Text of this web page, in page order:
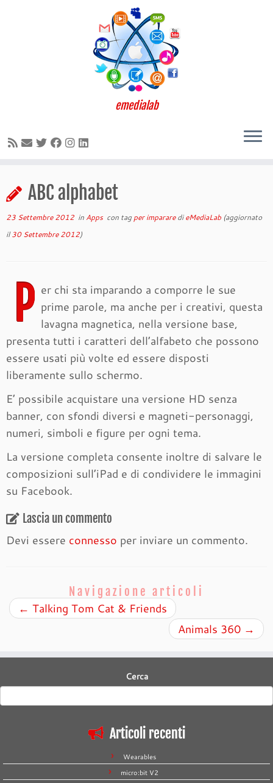
contenuto
emedialab
ABC alphabet
23 Settembre 2012 in Apps con tagper impararedieMediaLab (aggiornato
il30 Settembre 2012)
P er chi sta imparando a comporre le sue
prime parole, ma anche per i creativi, questa
lavagna magnetica, nella versione base,
presenta tutti i caratteri dell’alfabeto che possono
essere usati più volte ed essere disposti
liberamente sullo schermo.
E’ possibile acquistare una versione HD senza
banner, con sfondi diversi e magneti-personaggi,
numeri, simboli e figure per ogni tema.
La versione completa consente inoltre di salvare le
composizioni sull’iPad e di condividere le immagini
su Facebook.
Lascia un commento
Devi essere connesso per inviare un commento.
Navigazione articoli
← Talking Tom Cat & Friends
Animals 360 →
Cerca
Articoli recenti
Wearables
micro:bit V2